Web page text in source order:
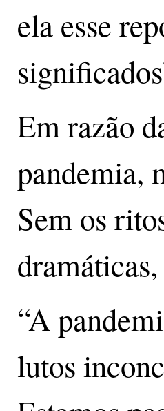
ela esse
Em razão
pandemia,
Sem os
“A
lutos